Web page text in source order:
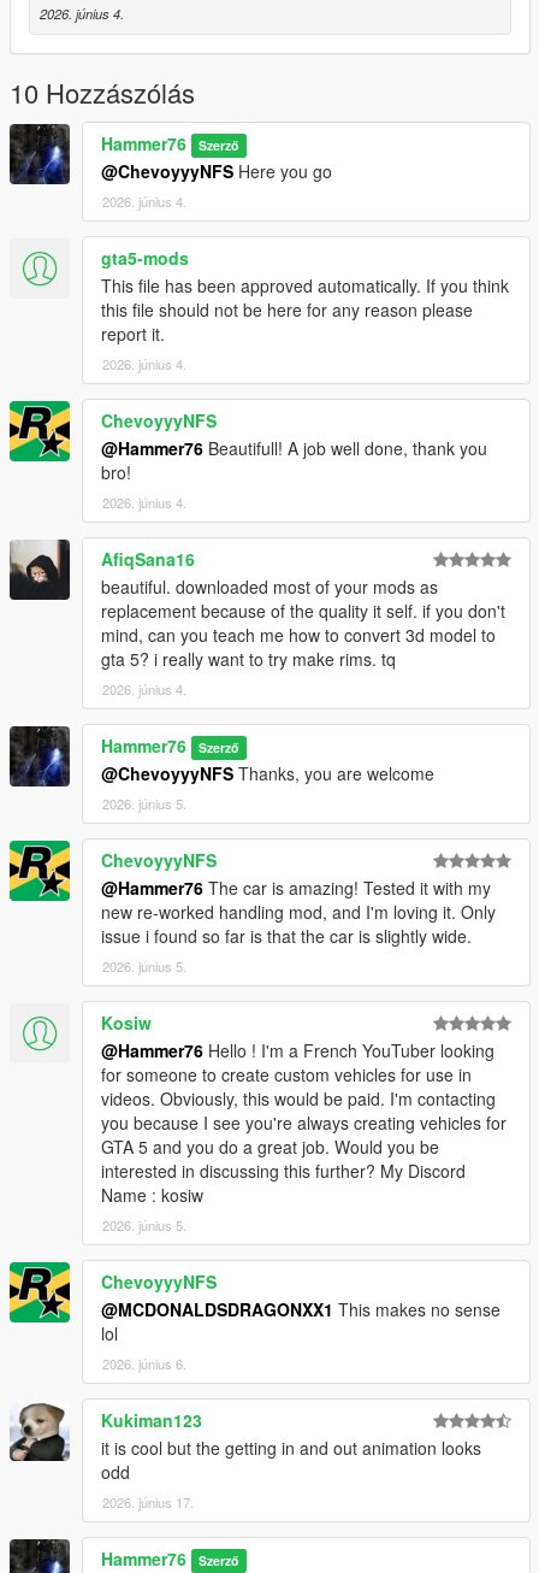
Then scroll to the bottom and hit Enter to add a empty space.
Add the line dlcpacks:/mfur/
to the dlclist and save then exit.
SPAWN: mfur
2026. június 4.
10 Hozzászólás
Hammer76 Szerző
@ChevoyyyNFS Here you go
2026. június 4.
gta5-mods
This file has been approved automatically. If you think
this file should not be here for any reason please
report it.
2026. június 4.
ChevoyyyNFS
@Hammer76 Beautifull! A job well done, thank you
bro!
2026. június 4.
AfiqSana16
beautiful. downloaded most of your mods as
replacement because of the quality it self. if you don't
mind, can you teach me how to convert 3d model to
gta 5? i really want to try make rims. tq
2026. június 4.
Hammer76 Szerző
@ChevoyyyNFS Thanks, you are welcome
2026. június 5.
ChevoyyyNFS
@Hammer76 The car is amazing! Tested it with my
new re-worked handling mod, and I'm loving it. Only
issue i found so far is that the car is slightly wide.
2026. június 5.
Kosiw
@Hammer76 Hello ! I'm a French YouTuber looking
for someone to create custom vehicles for use in
videos. Obviously, this would be paid. I'm contacting
you because I see you're always creating vehicles for
GTA 5 and you do a great job. Would you be
interested in discussing this further? My Discord
Name : kosiw
2026. június 5.
ChevoyyyNFS
@MCDONALDSDRAGONXX1 This makes no sense
lol
2026. június 6.
Kukiman123
it is cool but the getting in and out animation looks
odd
2026. június 17.
Hammer76 Szerző